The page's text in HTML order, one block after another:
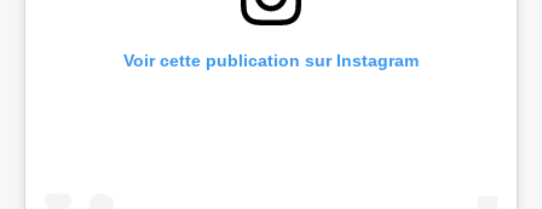
Voir cette publication sur Instagram